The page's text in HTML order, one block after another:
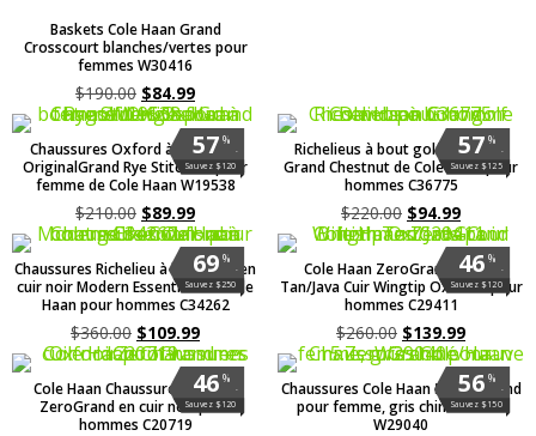
Baskets Cole Haan Grand
Crosscourt blanches/vertes pour
femmes W30416
$190.00 $84.99
%
.
57
Sauvez $120
Chaussures Oxford à bout golf
OriginalGrand Rye Stitchlite pour
femme de Cole Haan W19538
$210.00 $89.99
%
.
57
Sauvez $125
Richelieus à bout golf Davidson
Grand Chestnut de Cole Haan pour
hommes C36775
$220.00 $94.99
%
.
69
Sauvez $250
Chaussures Richelieu à bout golf en
cuir noir Modern Essentials de Cole
Haan pour hommes C34262
$360.00 $109.99
%
.
46
Sauvez $120
Cole Haan ZeroGrand British
Tan/Java Cuir Wingtip Oxfords pour
hommes C29411
$260.00 $139.99
%
.
46
Sauvez $120
Cole Haan Chaussures Oxford
ZeroGrand en cuir noir pour
hommes C20719
%
.
56
Sauvez $150
Chaussures Cole Haan 5.ZeroGrand
pour femme, gris chiné/mauve
W29040